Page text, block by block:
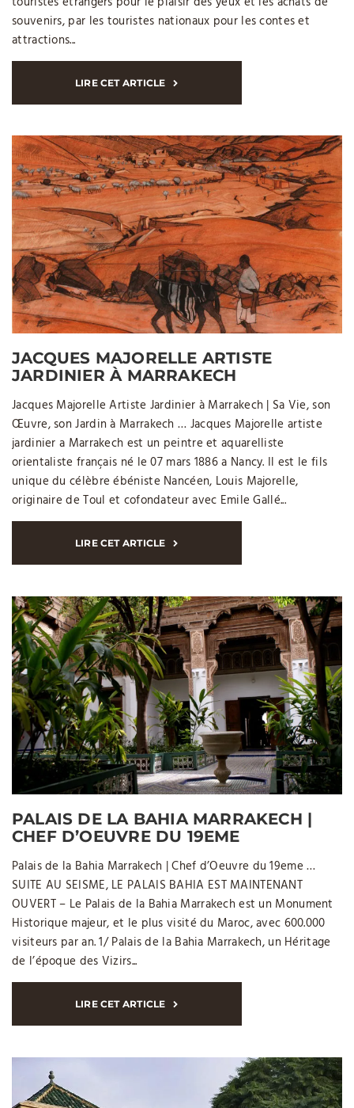
souvenirs, par les touristes nationaux pour les contes et
attractions...
LIRE CET ARTICLE
JACQUES MAJORELLE ARTISTE
JARDINIER À MARRAKECH
Jacques Majorelle Artiste Jardinier à Marrakech | Sa Vie, son
Œuvre, son Jardin à Marrakech … Jacques Majorelle artiste
jardinier a Marrakech est un peintre et aquarelliste
orientaliste français né le 07 mars 1886 a Nancy. Il est le fils
unique du célèbre ébéniste Nancéen, Louis Majorelle,
originaire de Toul et cofondateur avec Emile Gallé...
LIRE CET ARTICLE
PALAIS DE LA BAHIA MARRAKECH |
CHEF D’OEUVRE DU 19EME
Palais de la Bahia Marrakech | Chef d’Oeuvre du 19eme …
SUITE AU SEISME, LE PALAIS BAHIA EST MAINTENANT
OUVERT – Le Palais de la Bahia Marrakech est un Monument
Historique majeur, et le plus visité du Maroc, avec 600.000
visiteurs par an. 1/ Palais de la Bahia Marrakech, un Héritage
de l’époque des Vizirs...
LIRE CET ARTICLE